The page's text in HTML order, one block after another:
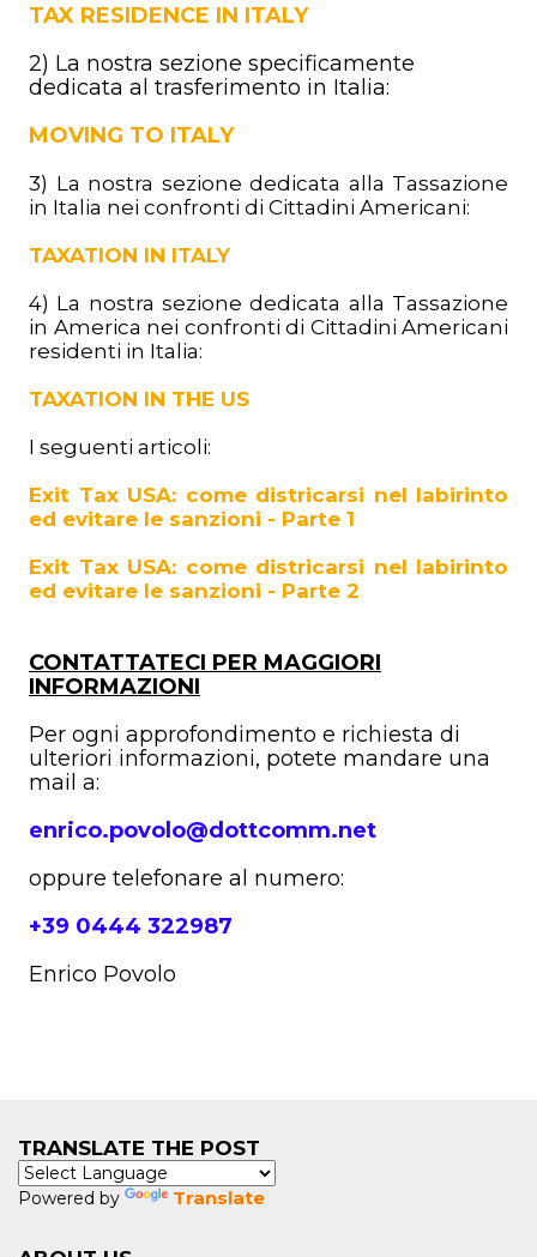
TAX RESIDENCE IN ITALY
2) La nostra sezione specificamente
dedicata al trasferimento in Italia:
MOVING TO ITALY
3) La nostra sezione dedicata alla Tassazione
in Italia nei confronti di Cittadini Americani:
TAXATION IN ITALY
4) La nostra sezione dedicata alla Tassazione
in America nei confronti di Cittadini Americani
residenti in Italia:
TAXATION IN THE US
I seguenti articoli:
Exit Tax USA: come districarsi nel labirinto
ed evitare le sanzioni - Parte 1
Exit Tax USA: come districarsi nel labirinto
ed evitare le sanzioni - Parte 2
CONTATTATECI PER MAGGIORI
INFORMAZIONI
Per ogni approfondimento e richiesta di
ulteriori informazioni, potete mandare una
mail a:
enrico.povolo@dottcomm.net
oppure telefonare al numero:
+39 0444 322987
Enrico Povolo
TRANSLATE THE POST
Powered by Translate